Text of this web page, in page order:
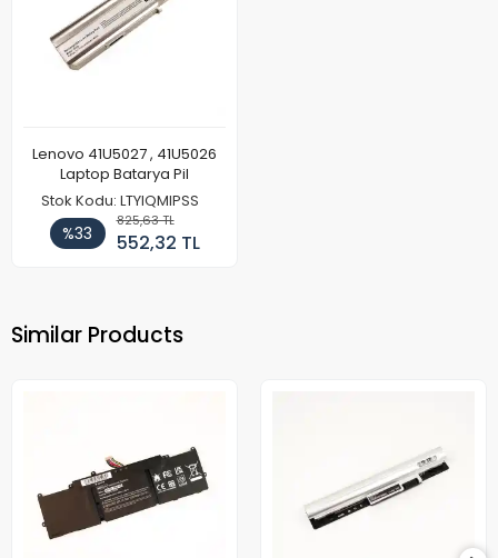
Lenovo 41U5027 , 41U5026
Laptop Batarya Pil
Stok Kodu: LTYIQMIPSS
%33
825,63 TL
552,32 TL
Similar Products